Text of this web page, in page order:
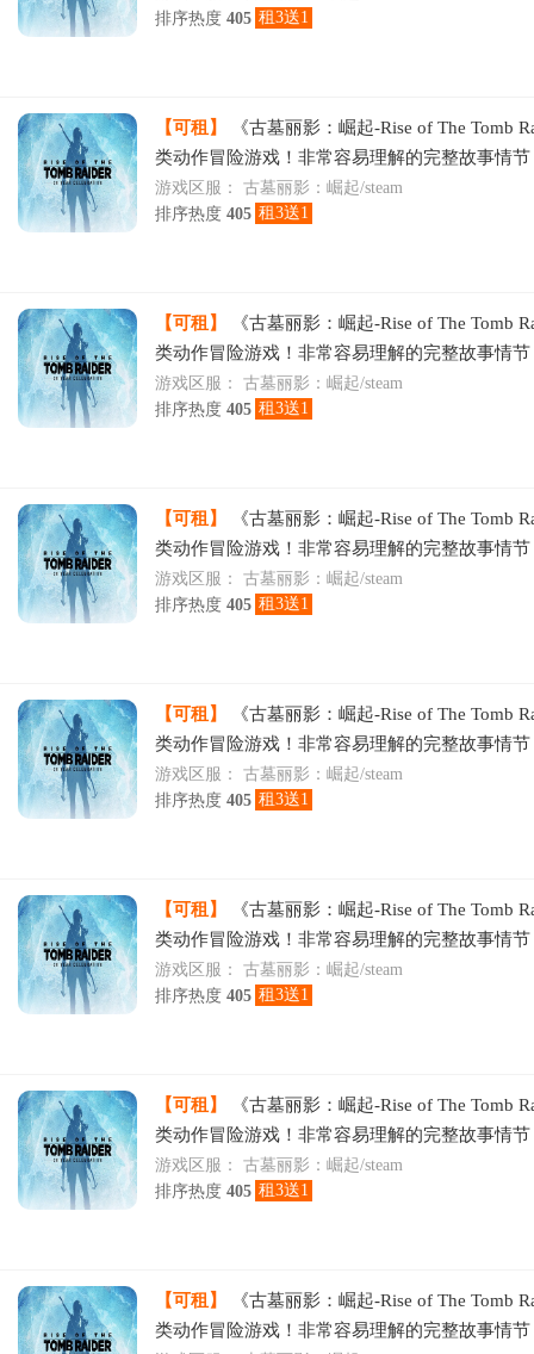
排序热度 405 租3送1
【可租】
《古墓丽影：崛起-Rise of The Tomb
类动作冒险游戏！非常容易理解的完整故事情
游戏区服： 古墓丽影：崛起/steam
排序热度 405 租3送1
【可租】
《古墓丽影：崛起-Rise of The Tomb
类动作冒险游戏！非常容易理解的完整故事情
险剧情令人沉迷其中！越玩越上瘾，快来体
游戏区服： 古墓丽影：崛起/steam
排序热度 405 租3送1
【可租】
《古墓丽影：崛起-Rise of The Tomb
类动作冒险游戏！非常容易理解的完整故事情
游戏区服： 古墓丽影：崛起/steam
排序热度 405 租3送1
【可租】
《古墓丽影：崛起-Rise of The Tomb
类动作冒险游戏！非常容易理解的完整故事情
游戏区服： 古墓丽影：崛起/steam
排序热度 405 租3送1
【可租】
《古墓丽影：崛起-Rise of The Tomb
类动作冒险游戏！非常容易理解的完整故事情
险剧情令人沉迷其中！越玩越上瘾，快来体
游戏区服： 古墓丽影：崛起/steam
排序热度 405 租3送1
【可租】
《古墓丽影：崛起-Rise of The Tomb
类动作冒险游戏！非常容易理解的完整故事情
游戏区服： 古墓丽影：崛起/steam
排序热度 405 租3送1
【可租】
《古墓丽影：崛起-Rise of The Tomb
类动作冒险游戏！非常容易理解的完整故事情